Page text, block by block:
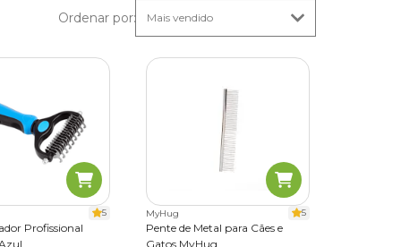
de
as
Ordenar por:
5
Profissional
MyHug 5
Pente de Metal para Cães e
Gatos MyHug